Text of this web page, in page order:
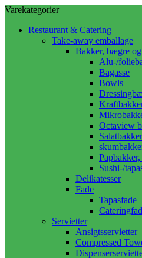
Varekategorier
Restaurant & Catering
Take-away emballage
Bakker, bægre
Alu-/
Bagasse
Bowls
Octaview
Sushi-/
Delikatesser
Fade
Tapasfade
Servietter
Ansigtsservietter
Compressed